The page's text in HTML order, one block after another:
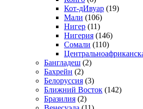
Кот-дИвуар (19)
Мали (106)
Нигер (11)
Нигерия (146)
Сомали (110)
Бангладеш (2)
Бахрейн (2)
Белоруссия (3)
Ближний Восток (142)
Бразилия (2)